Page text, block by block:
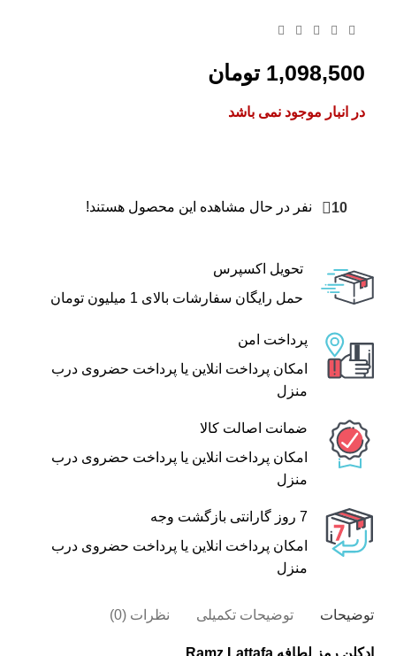
1,098,500 تومان
در انبار موجود نمی باشد
10 نفر در حال مشاهده این محصول هستند!
تحویل اکسپرس
حمل رایگان سفارشات بالای 1 میلیون تومان
پرداخت امن
امکان پرداخت انلاین یا پرداخت حضروی درب
منزل
ضمانت اصالت کالا
امکان پرداخت انلاین یا پرداخت حضروی درب
منزل
7 روز گارانتی بازگشت وجه
امکان پرداخت انلاین یا پرداخت حضروی درب
منزل
توضیحات توضیحات تکمیلی نظرات (0)